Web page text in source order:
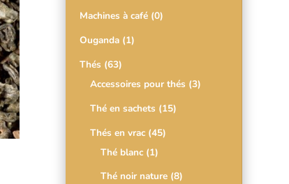
Machines à café (0)
Ouganda (1)
Thés (63)
Accessoires pour thés (3)
Thé en sachets (15)
Thés en vrac (45)
Thé blanc (1)
Thé noir nature (8)